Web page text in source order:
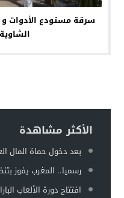
سرقة مستودع الأدوات و
الأكثر مشاهدة
بعد دخول حماة المال
رسميا.. المغرب يفوز
افتتاح دورة الألعاب